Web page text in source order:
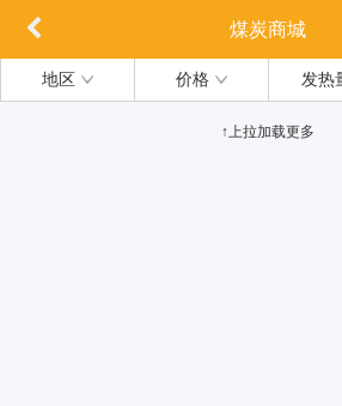
煤炭商城
地区 价格 发热
↑上拉加载更多